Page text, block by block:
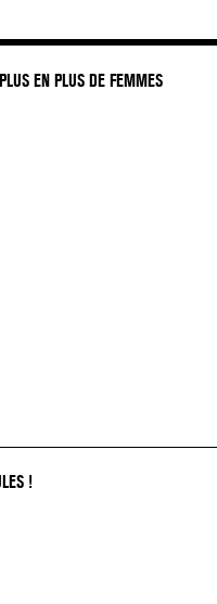
EN PLUS DE FEMMES
!